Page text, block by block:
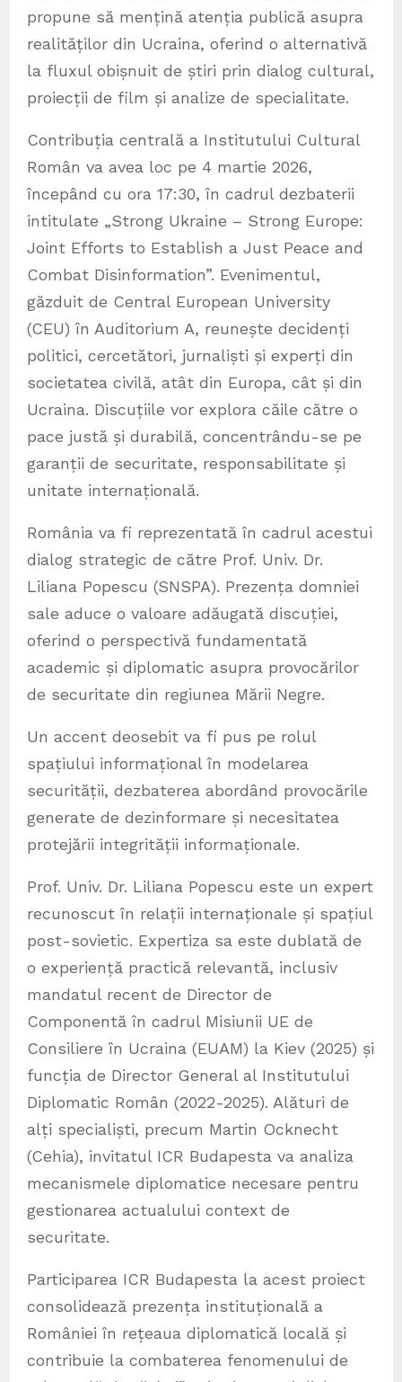
propune să mențină atenția publică asupra
realităților din Ucraina, oferind o alternativă
la fluxul obișnuit de știri prin dialog cultural,
proiecții de film și analize de specialitate.
Contribuția centrală a Institutului Cultural
Român va avea loc pe 4 martie 2026,
începând cu ora 17:30, în cadrul dezbaterii
intitulate „Strong Ukraine – Strong Europe:
Joint Efforts to Establish a Just Peace and
Combat Disinformation”. Evenimentul,
găzduit de Central European University
(CEU) în Auditorium A, reunește decidenți
politici, cercetători, jurnaliști și experți din
societatea civilă, atât din Europa, cât și din
Ucraina. Discuțiile vor explora căile către o
pace justă și durabilă, concentrându-se pe
garanții de securitate, responsabilitate și
unitate internațională.
România va fi reprezentată în cadrul acestui
dialog strategic de către Prof. Univ. Dr.
Liliana Popescu (SNSPA). Prezența domniei
sale aduce o valoare adăugată discuției,
oferind o perspectivă fundamentată
academic și diplomatic asupra provocărilor
de securitate din regiunea Mării Negre.
Un accent deosebit va fi pus pe rolul
spațiului informațional în modelarea
securității, dezbaterea abordând provocările
generate de dezinformare și necesitatea
protejării integrității informaționale.
Prof. Univ. Dr. Liliana Popescu este un expert
recunoscut în relații internaționale și spațiul
post-sovietic. Expertiza sa este dublată de
o experiență practică relevantă, inclusiv
mandatul recent de Director de
Componentă în cadrul Misiunii UE de
Consiliere în Ucraina (EUAM) la Kiev (2025) și
funcția de Director General al Institutului
Diplomatic Român (2022-2025). Alături de
alți specialiști, precum Martin Ocknecht
(Cehia), invitatul ICR Budapesta va analiza
mecanismele diplomatice necesare pentru
gestionarea actualului context de
securitate.
Participarea ICR Budapesta la acest proiect
consolidează prezența instituțională a
României în rețeaua diplomatică locală și
contribuie la combaterea fenomenului de